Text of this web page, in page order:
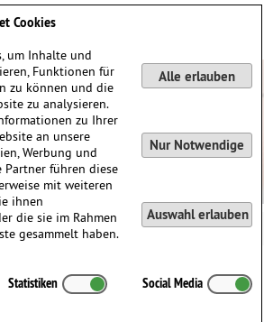
Violine, Bratsche und Violoncello
Cookies
um Inhalte und
Funktionen für
zu können und die
zu analysieren.
zu Ihrer
an unsere
Werbung und
Partner führen diese
mit weiteren
ihnen
die sie im Rahmen
gesammelt haben.
Alle erlauben
Nur Notwendige
Auswahl erlauben
Statistiken Social Media